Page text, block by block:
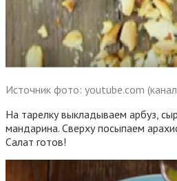
Источник фото: youtube.com
На тарелку выкладываем арбуз,
мандарина. Сверху посыпаем
Салат готов!